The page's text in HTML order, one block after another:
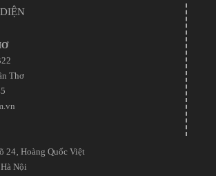
Thơ
24‚ Hoàng Quốc Việt
Nội